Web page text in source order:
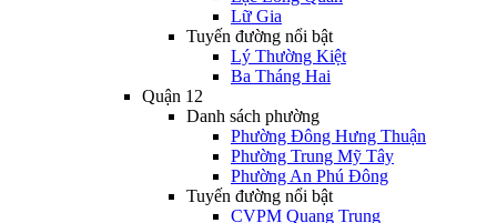
Lữ Gia
Tuyến đường nổi bật
Lý Thường Kiệt
Ba Tháng Hai
Quận 12
Danh sách phường
Phường Đông Hưng Thuận
Phường Trung Mỹ Tây
Phường An Phú Đông
Tuyến đường nổi bật
CVPM Quang Trung